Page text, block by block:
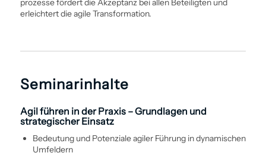
erleichtert die agile Transformation.
Seminarinhalte
Agil führen in der Praxis – Grundlagen und
strategischer Einsatz
Bedeutung und Potenziale agiler Führung in dynamischen
Umfeldern